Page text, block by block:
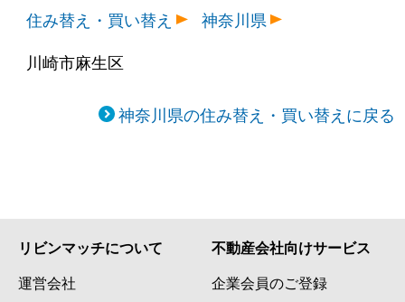
住み替え・買い替え
神奈川県
川崎市麻生区
神奈川県の住み替え・買い替えに戻る
リビンマッチについて
運営会社
不動産会社向けサービス
企業会員のご登録